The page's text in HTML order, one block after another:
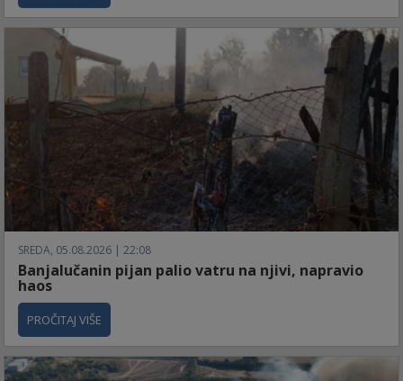
SREDA, 05.08.2026 | 22:08
Banjalučanin pijan palio vatru na njivi, napravio
haos
PROČITAJ VIŠE